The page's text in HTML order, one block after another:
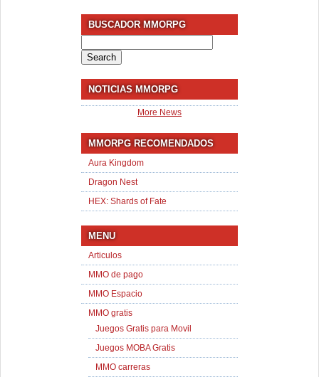
BUSCADOR MMORPG
for:
NOTICIAS MMORPG
More News
MMORPG RECOMENDADOS
Aura Kingdom
Dragon Nest
HEX: Shards of Fate
MENU
Articulos
MMO de pago
MMO Espacio
MMO gratis
Juegos Gratis para Movil
Juegos MOBA Gratis
MMO carreras